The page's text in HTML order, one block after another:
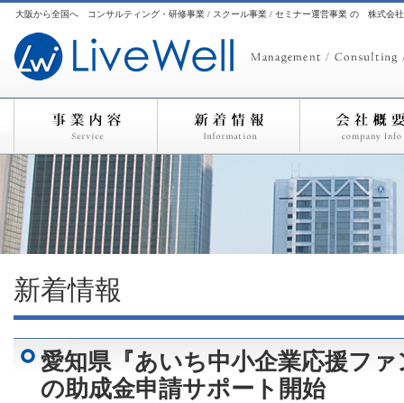
大阪から全国へ コンサルティング・研修事業 / スクール事業 / セミナー運営事業 の 株式会
新着情報
愛知県『あいち中小企業応援フ
の助成金申請サポート開始